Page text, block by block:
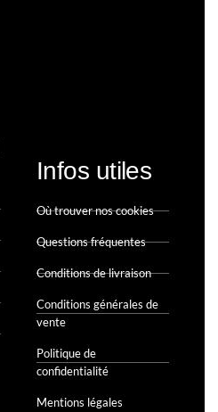
Infos utiles
Où trouver nos cookies
Questions fréquentes
Conditions de livraison
Conditions générales de
vente
Politique de
confidentialité
Mentions légales